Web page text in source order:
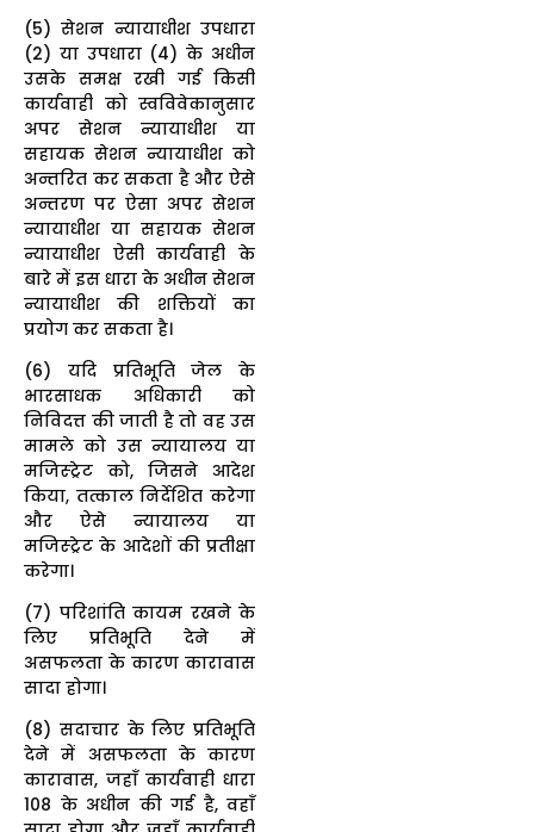
(5) सेशन न्यायाधीश उपधारा
(2) या उपधारा (4) के अधीन
उसके समक्ष रखी गई किसी
कार्यवाही को स्वविवेकानुसार
अपर सेशन न्यायाधीश या
सहायक सेशन न्यायाधीश को
अन्तरित कर सकता है और ऐसे
अन्तरण पर ऐसा अपर सेशन
न्यायाधीश या सहायक सेशन
न्यायाधीश ऐसी कार्यवाही के
बारे में इस धारा के अधीन सेशन
न्यायाधीश की शक्तियों का
प्रयोग कर सकता है।
(6) यदि प्रतिभूति जेल के
भारसाधक अधिकारी को
निविदत्त की जाती है तो वह उस
मामले को उस न्यायालय या
मजिस्ट्रेट को, जिसने आदेश
किया, तत्काल निर्देशित करेगा
और ऐसे न्यायालय या
मजिस्ट्रेट के आदेशों की प्रतीक्षा
करेगा।
(7) परिशांति कायम रखने के
लिए प्रतिभूति देने में
असफलता के कारण कारावास
सादा होगा।
(8) सदाचार के लिए प्रतिभूति
देने में असफलता के कारण
कारावास, जहाँ कार्यवाही धारा
108 के अधीन की गई है, वहाँ